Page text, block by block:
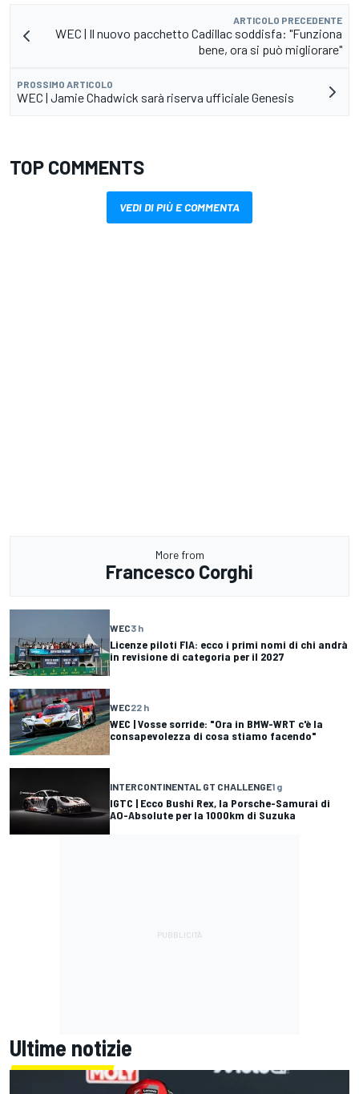
ARTICOLO PRECEDENTE
WEC | Il nuovo pacchetto Cadillac soddisfa: "Funziona
bene, ora si può migliorare"
PROSSIMO ARTICOLO
WEC | Jamie Chadwick sarà riserva ufficiale Genesis
TOP COMMENTS
VEDI DI PIÙ E COMMENTA
More from
Francesco Corghi
WEC3 h
Licenze piloti FIA: ecco i primi nomi di chi andrà
in revisione di categoria per il 2027
WEC22 h
WEC | Vosse sorride: "Ora in BMW-WRT c'è la
consapevolezza di cosa stiamo facendo"
INTERCONTINENTAL GT CHALLENGE1 g
IGTC | Ecco Bushi Rex, la Porsche-Samurai di
AO-Absolute per la 1000km di Suzuka
Ultime notizie